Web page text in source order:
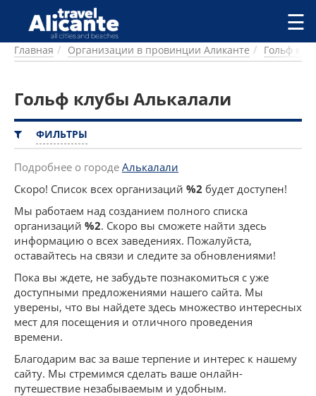
Перейти к основному содержанию
ГОРОДА
ПИТАНИЕ
ПРОЖИВАНИЕ
ПЛЯЖИ
ДОСТОПРИМЕЧАТЕЛЬНОСТИ
КЕМПИНГ
КОМАРКИ (РАЙОНЫ)
РЕЦЕПТЫ
ПРЕДЛОЖЕНИЯ
СТАТЬИ
УСЛУГИ
☰
Главная Организации в провинции Аликанте Гольф
Гольф клубы Алькалали
ФИЛЬТРЫ
Подробнее о городе Алькалали
Скоро! Список всех организаций %2 будет доступен!
Мы работаем над созданием полного списка
организаций %2. Скоро вы сможете найти здесь
информацию о всех заведениях. Пожалуйста,
оставайтесь на связи и следите за обновлениями!
Пока вы ждете, не забудьте познакомиться с уже
доступными предложениями нашего сайта. Мы
уверены, что вы найдете здесь множество интересных
мест для посещения и отличного проведения
времени.
Благодарим вас за ваше терпение и интерес к нашему
сайту. Мы стремимся сделать ваше онлайн-
путешествие незабываемым и удобным.